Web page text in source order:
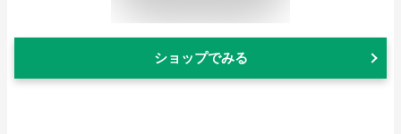
ショップでみる